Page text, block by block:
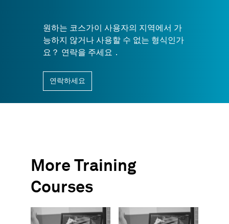
원하는 코스가이 사용자의 지역에서 가
능하지 않거나 사용할 수 없는 형식인가
요？ 연락을 주세요．
연락하세요
More Training
Courses